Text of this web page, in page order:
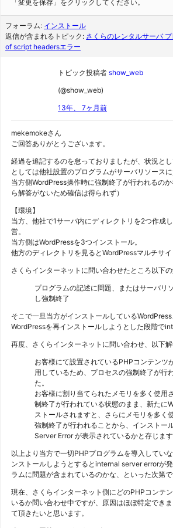
「変更を保存」をクリックしてください。
フォーラム: インストール
返信が含まれるトピック: さくらのレンタルサーバ
of script headersエラー
トピック投稿者 show_web
(@show_web)
13年、 7ヶ月前
mekemokeさん
ご回答ありがとうございます。
経過を追記するのを怠っておりましたが、状況と
としては他社設置のプログラムがサーバリソースに
当方側WordPress操作時に強制終了が行われるの
ら解答がないため確信は得られず）
【環境】
当方、他社で1サーバ内にディレクトリを2つ作成
営。
当方側はWordPressを3つインストール。
他方のディレクトリを見るとWordPressマルチサイ
さくらインターネットに問い合わせたところ以下の
プログラムの記述に問題、またはサーバリ
し強制終了
そこで一旦当方がインストールしているWordPress
WordPressを再インストールしようとした段階で
再度、さくらインターネットに問い合わせ、以下解
お客様にて設置されているPHPコンテンツ
用しているため、プロセスの強制終了が行
た。
お客様に割り当てられたメモリを多く使用
制終了が行われている状態のまま、新たに
ストールされますと、さらにメモリを多く
強制終了が行われることから、インストー
Server Error が表示されているかと存じます
以上より当方で一切PHPプログラムを導入してい
ンストールしようとするとinternal server errorが
ラムに問題が含まれているのかな、といった次第で
現在、さくらインターネット側にどのPHPコンテ
いるか問い合わせ中ですが、原因はほぼ特定でき
て頂きたいと思います。